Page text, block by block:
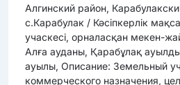
Алгинский район,
с.Карабулак / Кәсіпкерлік
учаскесі, орналасқан мекен-
Алға ауданы, Қарабұлақ
ауылы, Описание: Земельный
коммерческого назначения,